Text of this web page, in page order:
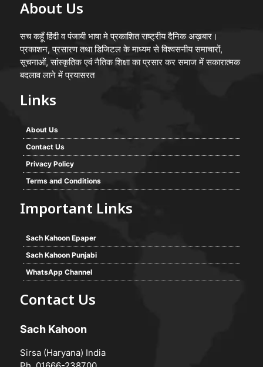
About Us
सच कहूँ हिंदी व पंजाबी भाषा मे प्रकाशित राष्ट्रीय दैनिक अख़बार।
प्रकाशन, प्रसारण तथा डिजिटल के माध्यम से विश्वसनीय समाचारों,
सूचनाओं, सांस्कृतिक एवं नैतिक शिक्षा का प्रसार कर समाज में सकारात्मक
बदलाव लाने में प्रयासरत
Links
About Us
Contact Us
Privacy Policy
Terms and Conditions
Important Links
Sach Kahoon Epaper
Sach Kahoon Punjabi
WhatsApp Channel
Contact Us
Sach Kahoon
Sirsa (Haryana) India